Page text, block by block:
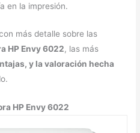
en la impresión.
más detalle sobre las
HP Envy 6022, las más
y la valoración hecha
HP Envy 6022